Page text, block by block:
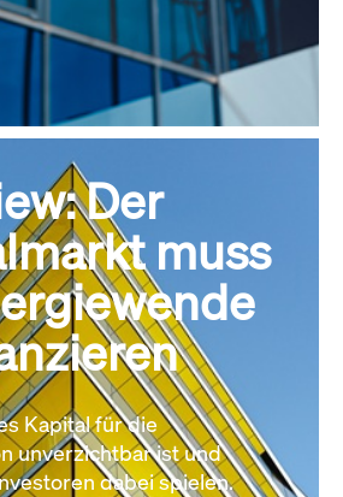
Der
muss
Kapital für die
unverzichtbar ist und
dabei spielen.